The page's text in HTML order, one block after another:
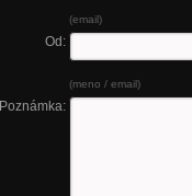
(email)
Od:
(meno / email)
Poznámka: